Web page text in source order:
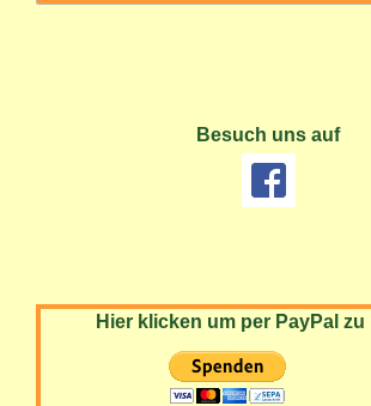
Besuch uns auf
Hier klicken um per PayPal zu